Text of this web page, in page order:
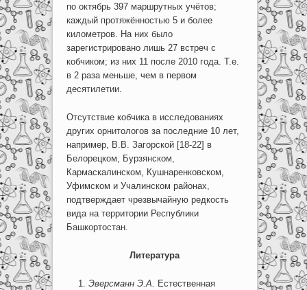
по октябрь 397 маршрутных учётов;
каждый протяжённостью 5 и более
километров. На них было
зарегистрировано лишь 27 встреч с
кобчиком; из них 11 после 2010 года. Т.е.
в 2 раза меньше, чем в первом
десятилетии.
Отсутствие кобчика в исследованиях
других орнитологов за последние 10 лет,
например, В.В. Загорской [18-22] в
Белорецком, Бурзянском,
Кармаскалинском, Кушнаренковском,
Уфимском и Учалинском районах,
подтверждает чрезвычайную редкость
вида на территории Республики
Башкортостан.
Литература
Эверсманн Э.А. Естественная